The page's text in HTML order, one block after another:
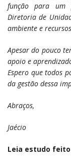
função para um
Diretoria de
ambiente e
Apesar do pouco
apoio e
Espero que todos
da gestão dessa
Abraços,
Jaécio
Leia estudo feito